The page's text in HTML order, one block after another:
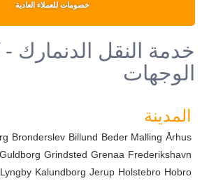
خصومات للعملاء العادية
خدمة النقل الدنمارك
الوجهات
المدينة
Århus
Beder Malling
Billund
Bronderslev
Frederikshavn
Grenaa
Grindsted
Guldborg
Hobro
Holstebro
Jerup
Kalundborg